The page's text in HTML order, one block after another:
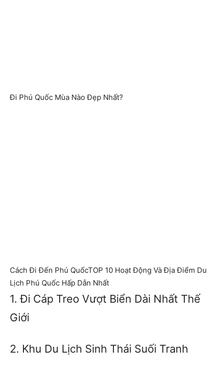
Đi Phú Quốc Mùa Nào Đẹp Nhất?
Cách Đi Đến Phú QuốcTOP 10 Hoạt Động Và Địa Điểm Du
Lịch Phú Quốc Hấp Dẫn Nhất
1. Đi Cáp Treo Vượt Biển Dài Nhất Thế
Giới
2. Khu Du Lịch Sinh Thái Suối Tranh